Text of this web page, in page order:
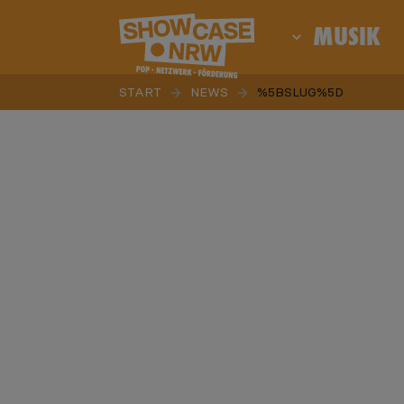
MUSIK
START NEWS %5BSLUG%5D
Support your local scene | showcase.nrw